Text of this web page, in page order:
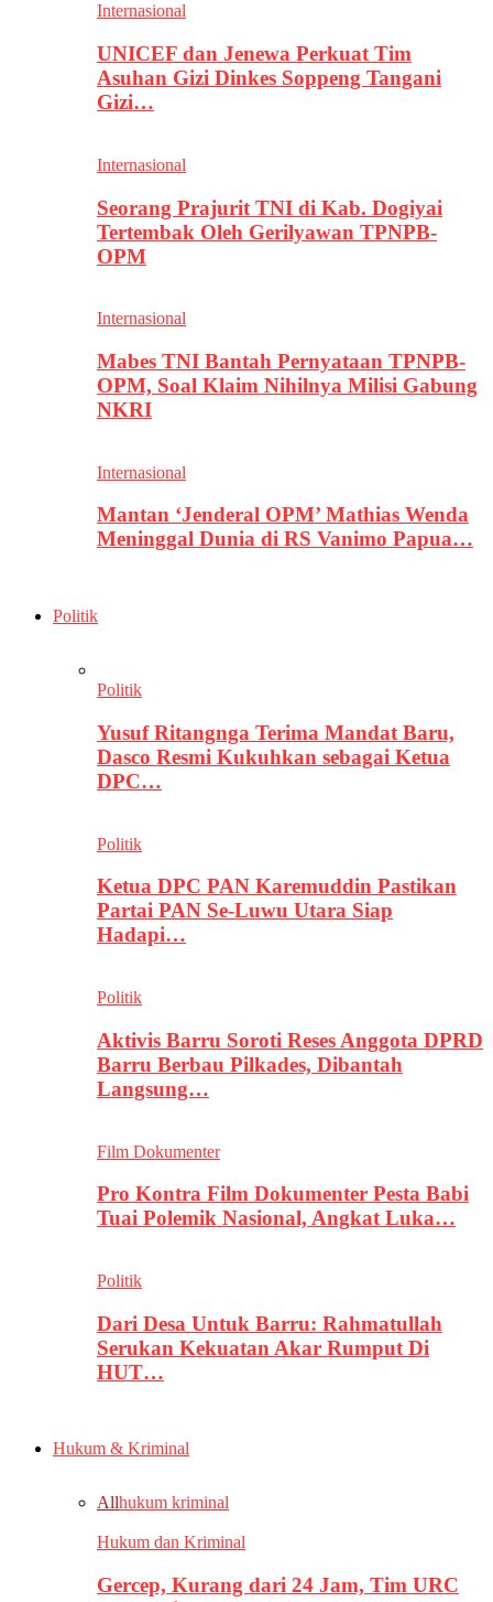
Internasional
UNICEF dan Jenewa Perkuat Tim
Asuhan Gizi Dinkes Soppeng Tangani
Gizi…
Internasional
Seorang Prajurit TNI di Kab. Dogiyai
Tertembak Oleh Gerilyawan TPNPB-
OPM
Internasional
Mabes TNI Bantah Pernyataan TPNPB-
OPM, Soal Klaim Nihilnya Milisi Gabung
NKRI
Internasional
Mantan ‘Jenderal OPM’ Mathias Wenda
Meninggal Dunia di RS Vanimo Papua…
Politik
Politik
Yusuf Ritangnga Terima Mandat Baru,
Dasco Resmi Kukuhkan sebagai Ketua
DPC…
Politik
Ketua DPC PAN Karemuddin Pastikan
Partai PAN Se-Luwu Utara Siap
Hadapi…
Politik
Aktivis Barru Soroti Reses Anggota DPRD
Barru Berbau Pilkades, Dibantah
Langsung…
Film Dokumenter
Pro Kontra Film Dokumenter Pesta Babi
Tuai Polemik Nasional, Angkat Luka…
Politik
Dari Desa Untuk Barru: Rahmatullah
Serukan Kekuatan Akar Rumput Di
HUT…
Hukum & Kriminal
Allhukum kriminal
Hukum dan Kriminal
Gercep, Kurang dari 24 Jam, Tim URC